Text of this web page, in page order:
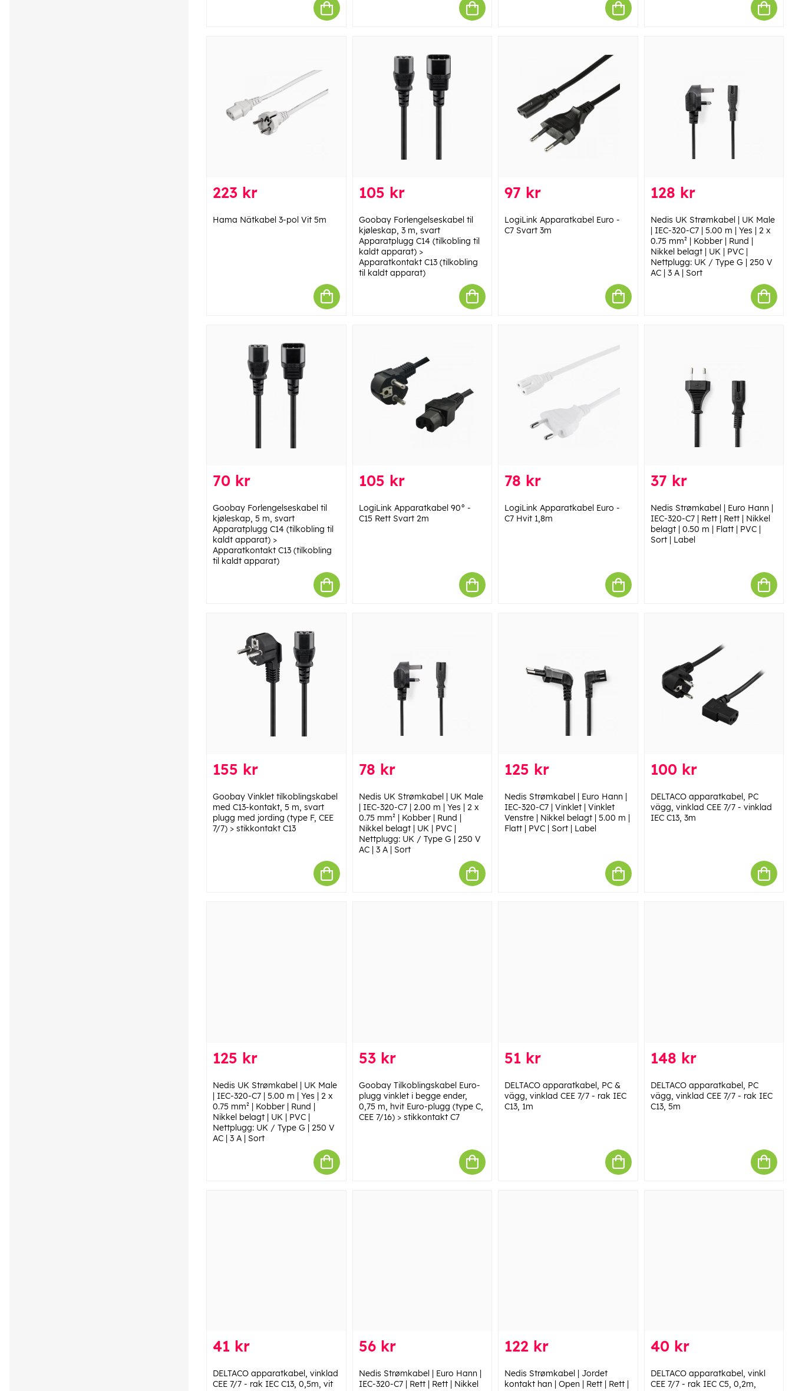
223 kr
Hama Nätkabel 3-pol Vit 5m
105 kr
Goobay Forlengelseskabel til
kjøleskap, 3 m, svart
Apparatplugg C14 (tilkobling til
kaldt apparat) >
Apparatkontakt C13 (tilkobling
til kaldt apparat)
97 kr
LogiLink Apparatkabel Euro -
C7 Svart 3m
128 kr
Nedis UK Strømkabel | UK Male
| IEC-320-C7 | 5.00 m | Yes | 2 x
0.75 mm² | Kobber | Rund |
Nikkel belagt | UK | PVC |
Nettplugg: UK / Type G | 250 V
AC | 3 A | Sort
70 kr
Goobay Forlengelseskabel til
kjøleskap, 5 m, svart
Apparatplugg C14 (tilkobling til
kaldt apparat) >
Apparatkontakt C13 (tilkobling
til kaldt apparat)
105 kr
LogiLink Apparatkabel 90° -
C15 Rett Svart 2m
78 kr
LogiLink Apparatkabel Euro -
C7 Hvit 1,8m
37 kr
Nedis Strømkabel | Euro Hann |
IEC-320-C7 | Rett | Rett | Nikkel
belagt | 0.50 m | Flatt | PVC |
Sort | Label
155 kr
Goobay Vinklet tilkoblingskabel
med C13-kontakt, 5 m, svart
plugg med jording (type F, CEE
7/7) > stikkontakt C13
78 kr
Nedis UK Strømkabel | UK Male
| IEC-320-C7 | 2.00 m | Yes | 2 x
0.75 mm² | Kobber | Rund |
Nikkel belagt | UK | PVC |
Nettplugg: UK / Type G | 250 V
AC | 3 A | Sort
125 kr
Nedis Strømkabel | Euro Hann |
IEC-320-C7 | Vinklet | Vinklet
Venstre | Nikkel belagt | 5.00 m |
Flatt | PVC | Sort | Label
100 kr
DELTACO apparatkabel, PC
vägg, vinklad CEE 7/7 - vinklad
IEC C13, 3m
125 kr
Nedis UK Strømkabel | UK Male
| IEC-320-C7 | 5.00 m | Yes | 2 x
0.75 mm² | Kobber | Rund |
Nikkel belagt | UK | PVC |
Nettplugg: UK / Type G | 250 V
AC | 3 A | Sort
53 kr
Goobay Tilkoblingskabel Euro-
plugg vinklet i begge ender,
0,75 m, hvit Euro-plugg (type C,
CEE 7/16) > stikkontakt C7
51 kr
DELTACO apparatkabel, PC &
vägg, vinklad CEE 7/7 - rak IEC
C13, 1m
148 kr
DELTACO apparatkabel, PC
vägg, vinklad CEE 7/7 - rak IEC
C13, 5m
41 kr
DELTACO apparatkabel, vinklad
CEE 7/7 - rak IEC C13, 0,5m, vit
56 kr
Nedis Strømkabel | Euro Hann |
IEC-320-C7 | Rett | Rett | Nikkel
122 kr
Nedis Strømkabel | Jordet
kontakt han | Open | Rett | Rett |
40 kr
DELTACO apparatkabel, vinkl
CEE 7/7 - rak IEC C5, 0,2m,